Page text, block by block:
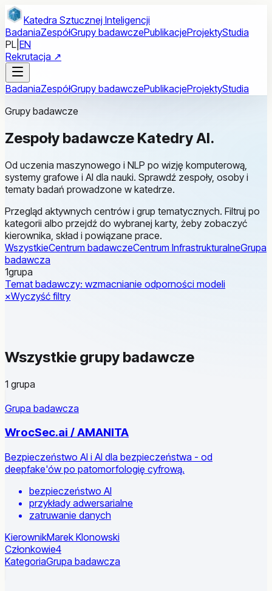
Przejdź do treści głównej
Katedra Sztucznej Inteligencji
BadaniaZespółGrupy badawczePublikacjeProjektyStudia
PL EN
Rekrutacja ↗
BadaniaZespółGrupy badawczePublikacjeProjektyStudia
Grupy badawcze
Zespoły badawcze Katedry AI.
Od uczenia maszynowego i NLP po wizję komputerową,
systemy grafowe i AI dla nauki. Sprawdź zespoły, osoby i
tematy badań prowadzone w katedrze.
Przegląd aktywnych centrów i grup tematycznych. Filtruj po
kategorii albo przejdź do wybranej karty, żeby zobaczyć
kierownika, skład i powiązane prace.
WszystkieCentrum badawczeCentrum InfrastrukturalneGrupa
badawcza
1grupa
Temat badawczy: wzmacnianie odporności modeli
×Wyczyść filtry
Wszystkie grupy badawcze
1 grupa
Grupa badawcza
WrocSec.ai / AMANITA
Bezpieczeństwo AI i AI dla bezpieczeństwa - od
deepfake'ów po patomorfologię cyfrową.
bezpieczeństwo AI
przykłady adwersarialne
zatruwanie danych
KierownikMarek Klonowski
Członkowie4
KategoriaGrupa badawcza